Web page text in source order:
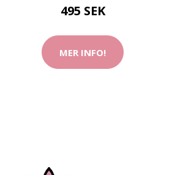
495 SEK
MER INFO!